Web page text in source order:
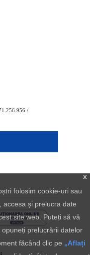
/
x
folosim cookie-uri sau
accesa și prelucra date
site web. Puteți să vă
prelucrării datelor
făcând clic pe „Aflați